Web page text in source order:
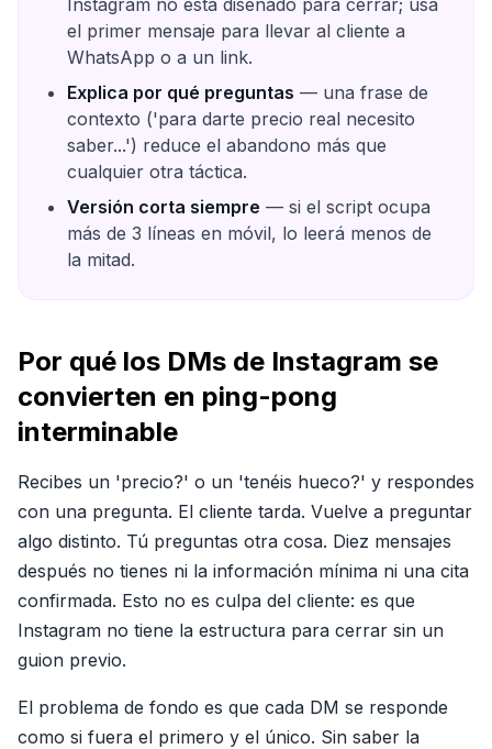
Instagram no está diseñado para cerrar; usa
el primer mensaje para llevar al cliente a
WhatsApp o a un link.
Explica por qué preguntas — una frase de
contexto ('para darte precio real necesito
saber...') reduce el abandono más que
cualquier otra táctica.
Versión corta siempre — si el script ocupa
más de 3 líneas en móvil, lo leerá menos de
la mitad.
Por qué los DMs de Instagram se
convierten en ping-pong
interminable
Recibes un 'precio?' o un 'tenéis hueco?' y respondes
con una pregunta. El cliente tarda. Vuelve a preguntar
algo distinto. Tú preguntas otra cosa. Diez mensajes
después no tienes ni la información mínima ni una cita
confirmada. Esto no es culpa del cliente: es que
Instagram no tiene la estructura para cerrar sin un
guion previo.
El problema de fondo es que cada DM se responde
como si fuera el primero y el único. Sin saber la